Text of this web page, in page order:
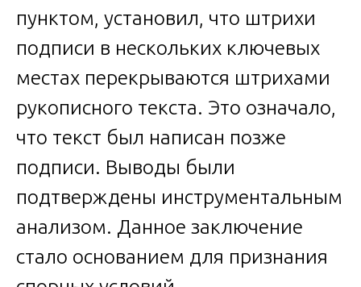
пунктом, установил, что штрихи
подписи в нескольких ключевых
местах перекрываются штрихами
рукописного текста. Это означало,
что текст был написан позже
подписи. Выводы были
подтверждены инструментальным
анализом. Данное заключение
стало основанием для признания